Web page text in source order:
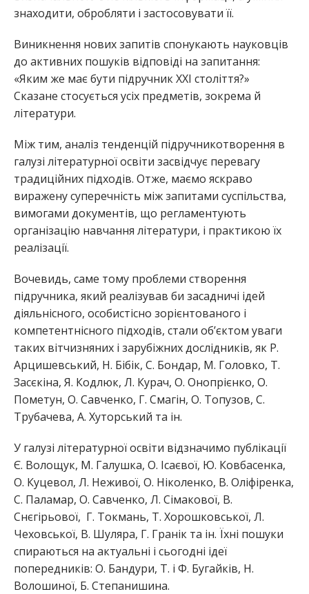
знаходити, обробляти і застосовувати її.
Виникнення нових запитів спонукають науковців
до активних пошуків відповіді на запитання:
«Яким же має бути підручник ХХІ століття?»
Сказане стосується усіх предметів, зокрема й
літератури.
Між тим, аналіз тенденцій підручникотворення в
галузі літературної освіти засвідчує перевагу
традиційних підходів. Отже, маємо яскраво
виражену суперечність між запитами суспільства,
вимогами документів, що регламентують
організацію навчання літератури, і практикою їх
реалізації.
Вочевидь, саме тому проблеми створення
підручника, який реалізував би засадничі ідей
діяльнісного, особистісно зорієнтованого і
компетентнісного підходів, стали об’єктом уваги
таких вітчизняних і зарубіжних дослідників, як Р.
Арцишевський, Н. Бібік, С. Бондар, М. Головко, Т.
Засєкіна, Я. Кодлюк, Л. Курач, О. Онопрієнко, О.
Пометун, О. Савченко, Г. Смагін, О. Топузов, С.
Трубачева, А. Хуторський та ін.
У галузі літературної освіти відзначимо публікації
Є. Волощук, М. Галушка, О. Ісаєвої, Ю. Ковбасенка,
О. Куцевол, Л. Неживої, О. Ніколенко, В. Оліфіренка,
С. Паламар, О. Савченко, Л. Сімакової, В.
Снєгірьової, Г. Токмань, Т. Хорошковської, Л.
Чеховської, В. Шуляра, Г. Гранік та ін. Їхні пошуки
спираються на актуальні і сьогодні ідеї
попередників: О. Бандури, Т. і Ф. Бугайків, Н.
Волошиної, Б. Степанишина.